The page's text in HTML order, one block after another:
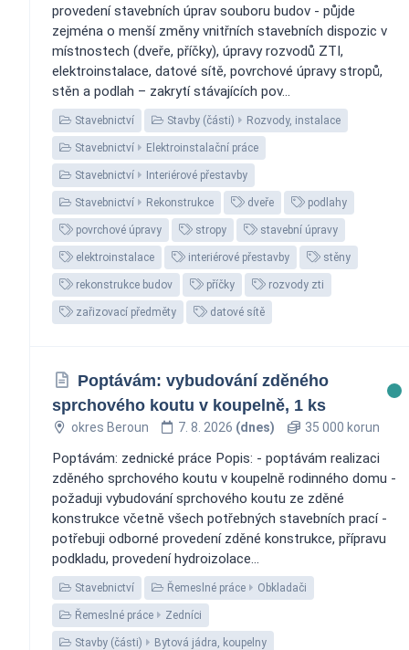
provedení stavebních úprav souboru budov - půjde
zejména o menší změny vnitřních stavebních dispozic v
místnostech (dveře, příčky), úpravy rozvodů ZTI,
elektroinstalace, datové sítě, povrchové úpravy stropů,
stěn a podlah – zakrytí stávajících pov...
Stavebnictví Stavby (části) Rozvody, instalace
Stavebnictví Elektroinstalační práce
Stavebnictví Interiérové přestavby
Stavebnictví Rekonstrukce dveře podlahy
povrchové úpravy stropy stavební úpravy
elektroinstalace interiérové přestavby stěny
rekonstrukce budov příčky rozvody zti
zařizovací předměty datové sítě
Poptávám: vybudování zděného
sprchového koutu v koupelně, 1 ks
okres Beroun 7. 8. 2026 (dnes) 35 000 korun
Poptávám: zednické práce Popis: - poptávám realizaci
zděného sprchového koutu v koupelně rodinného domu -
požaduji vybudování sprchového koutu ze zděné
konstrukce včetně všech potřebných stavebních prací -
potřebuji odborné provedení zděné konstrukce, přípravu
podkladu, provedení hydroizolace...
Stavebnictví Řemeslné práce Obkladači
Řemeslné práce Zedníci
Stavby (části) Bytová jádra, koupelny